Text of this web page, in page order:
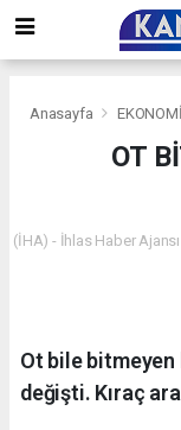
Anasayfa EKONOMİ
OT
(İHA) - İhlas Haber
Ot bile bitmeyen
değişti. Kıraç